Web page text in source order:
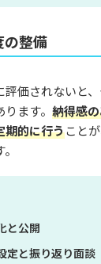
の整備
価されないと
ます。 納得感
期的に行うこと
と公開
定と振り返り面談